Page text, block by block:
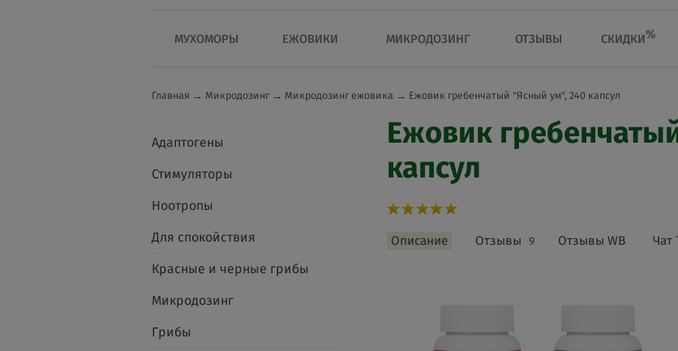
МУХОМОРЫ ЕЖОВИКИ МИКРОДОЗИНГ ОТЗЫВЫ СКИДКИ%
Главная → Микродозинг → Микродозинг ежовика → Ежовик гребенчатый "Ясный ум", 240 капсул
Адаптогены
Стимуляторы
Ноотропы
Для спокойствия
Красные и черные грибы
Микродозинг
Грибы
Ежовик
капсул
Описание Отзывы 9 Отзывы WB Чат